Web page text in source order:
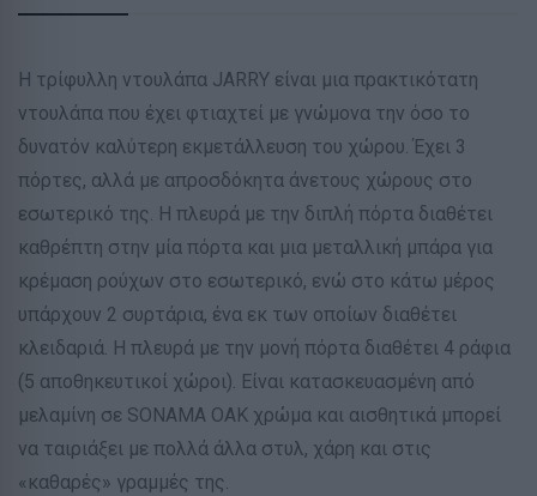
Η τρίφυλλη ντουλάπα JARRY είναι μια πρακτικότατη
ντουλάπα που έχει φτιαχτεί με γνώμονα την όσο το
δυνατόν καλύτερη εκμετάλλευση του χώρου. Έχει 3
πόρτες, αλλά με απροσδόκητα άνετους χώρους στο
εσωτερικό της. Η πλευρά με την διπλή πόρτα διαθέτει
καθρέπτη στην μία πόρτα και μια μεταλλική μπάρα για
κρέμαση ρούχων στο εσωτερικό, ενώ στο κάτω μέρος
υπάρχουν 2 συρτάρια, ένα εκ των οποίων διαθέτει
κλειδαριά. Η πλευρά με την μονή πόρτα διαθέτει 4 ράφια
(5 αποθηκευτικοί χώροι). Είναι κατασκευασμένη από
μελαμίνη σε SONAMA OAK χρώμα και αισθητικά μπορεί
να ταιριάξει με πολλά άλλα στυλ, χάρη και στις
«καθαρές» γραμμές της.